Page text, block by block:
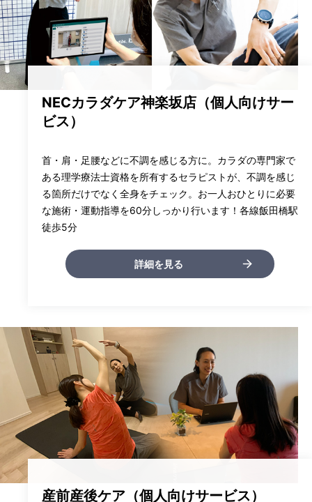
NECカラダケア神楽坂店（個人向けサー
ビス）
首・肩・足腰などに不調を感じる方に。カラダの専門家で
ある理学療法士資格を所有するセラピストが、不調を感じ
る箇所だけでなく全身をチェック。お一人おひとりに必要
な施術・運動指導を60分しっかり行います！各線飯田橋駅
徒歩5分
詳細を見る
産前産後ケア（個人向けサービス）